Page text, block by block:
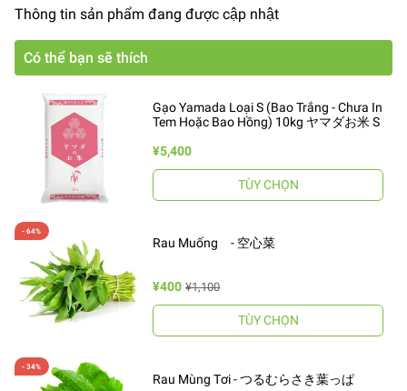
Thông tin sản phẩm đang được cập nhật
Có thể bạn sẽ thích
Gạo Yamada Loại S (Bao Trắng - Chưa In
Tem Hoặc Bao Hồng) 10kg ヤマダお米 S
¥5,400
TÙY CHỌN
Rau Muống - 空心菜
¥400 ¥1,100
TÙY CHỌN
Rau Mùng Tơi - つるむらさき葉っぱ